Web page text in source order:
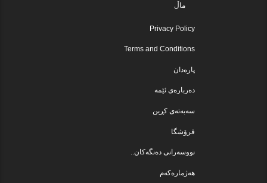
ماڵ
Privacy Policy
Terms and Conditions
پارەدان
دەربارەی ئێمە
سەبەتەی کڕین
فرۆشگا
نووسەرانی دەنگەکان..
هەژمارەکەم